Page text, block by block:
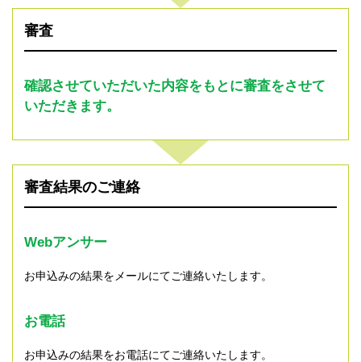
審査
確認させていただいた内容をもとに審査をさせて
いただきます。
審査結果のご連絡
Webアンサー
お申込みの結果をメールにてご連絡いたします。
お電話
お申込みの結果をお電話にてご連絡いたします。